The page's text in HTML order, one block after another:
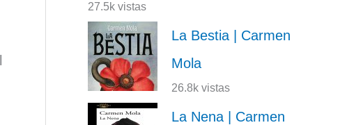
27.5k vistas
La Bestia | Carmen
Mola
26.8k vistas
La Nena | Carmen